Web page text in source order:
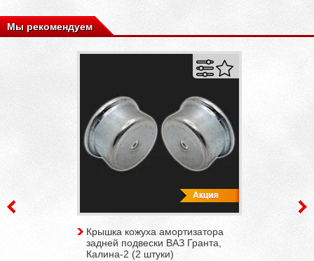
Мы рекомендуем
Крышка кожуха амортизатора
задней подвески ВАЗ Гранта,
Калина-2 (2 штуки)